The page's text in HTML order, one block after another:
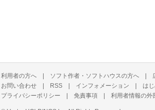
利用者の方へ | ソフト作者・ソフトハウスの方へ |
お問い合わせ | RSS | インフォメーション | は
プライバシーポリシー | 免責事項 | 利用者情報の外